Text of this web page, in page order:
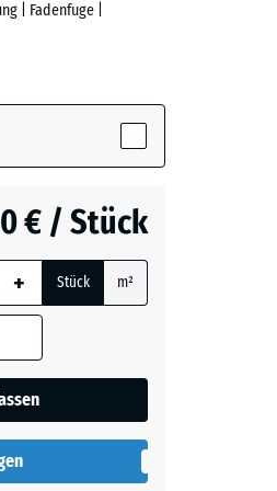
| Fadenfuge |
€ / Stück
+ Stück m²